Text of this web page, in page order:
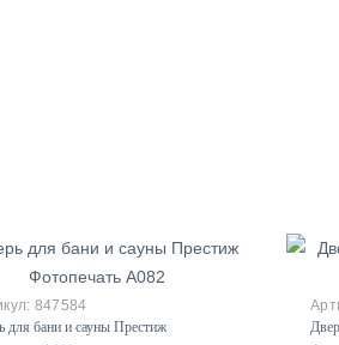
847584
для бани и сауны Престиж